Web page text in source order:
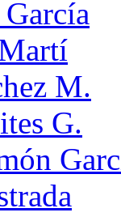
M.
G.